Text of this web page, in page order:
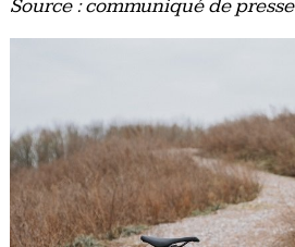
Source : communiqué de presse